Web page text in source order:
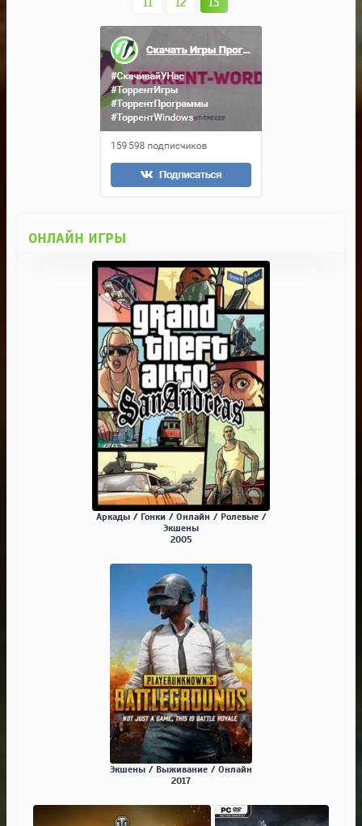
ОНЛАЙН ИГРЫ
Аркады / Гонки / Онлайн / Ролевые /
Экшены
2005
Экшены / Выживание / Онлайн
2017